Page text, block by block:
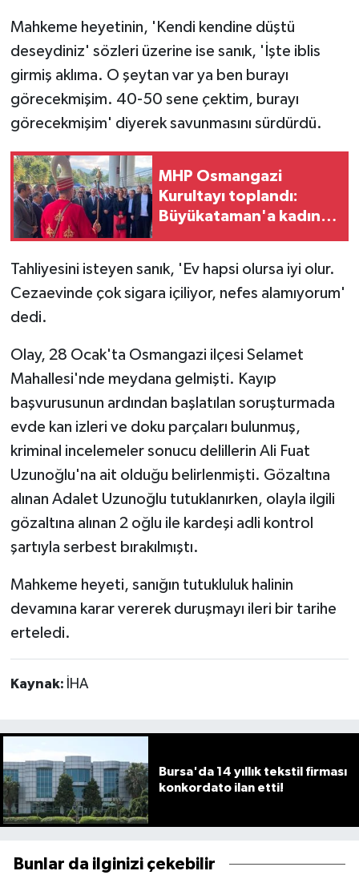
Mahkeme heyetinin, 'Kendi kendine düştü
deseydiniz' sözleri üzerine ise sanık, 'İşte iblis
girmiş aklıma. O şeytan var ya ben burayı
görecekmişim. 40-50 sene çektim, burayı
görecekmişim' diyerek savunmasını sürdürdü.
MHP Osmangazi
Kurultayı toplandı:
Büyükataman'a kadın
Tahliyesini isteyen sanık, 'Ev hapsi olursa iyi olur.
Cezaevinde çok sigara içiliyor, nefes alamıyorum'
dedi.
Olay, 28 Ocak'ta Osmangazi ilçesi Selamet
Mahallesi'nde meydana gelmişti. Kayıp
başvurusunun ardından başlatılan soruşturmada
evde kan izleri ve doku parçaları bulunmuş,
kriminal incelemeler sonucu delillerin Ali Fuat
Uzunoğlu'na ait olduğu belirlenmişti. Gözaltına
alınan Adalet Uzunoğlu tutuklanırken, olayla ilgili
gözaltına alınan 2 oğlu ile kardeşi adli kontrol
şartıyla serbest bırakılmıştı.
Mahkeme heyeti, sanığın tutukluluk halinin
devamına karar vererek duruşmayı ileri bir tarihe
erteledi.
Kaynak: İHA
Bursa'da 14 yıllık tekstil firması
konkordato ilan etti!
Bunlar da ilginizi çekebilir